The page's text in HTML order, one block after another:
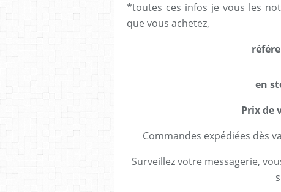
*toutes ces infos je vous les
que vous achetez,
en
Prix de
Commandes expédiées dès
Surveillez votre messagerie,